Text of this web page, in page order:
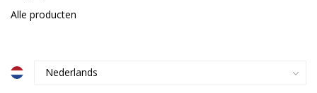
Alle producten